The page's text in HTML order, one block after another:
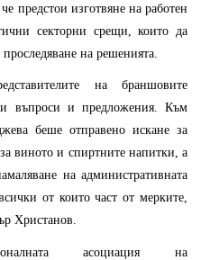
предстои изготвяне на работен
секторни срещи, които да
на решенията.
на браншовите
въпроси и предложения. Към
беше отправено искане за
виното и спиртните напитки, а
на административната
от които част от мерките,
Христанов.
асоциация на